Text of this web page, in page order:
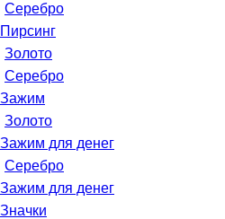
Серебро
Пирсинг
Золото
Серебро
Зажим
Золото
Зажим для денег
Серебро
Зажим для денег
Значки